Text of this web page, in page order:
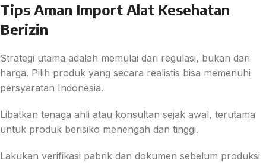
Tips Aman Import Alat Kesehatan
Berizin
Strategi utama adalah memulai dari regulasi, bukan dari
harga. Pilih produk yang secara realistis bisa memenuhi
persyaratan Indonesia.
Libatkan tenaga ahli atau konsultan sejak awal, terutama
untuk produk berisiko menengah dan tinggi.
Lakukan verifikasi pabrik dan dokumen sebelum produksi